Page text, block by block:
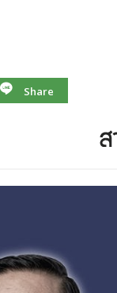
Share